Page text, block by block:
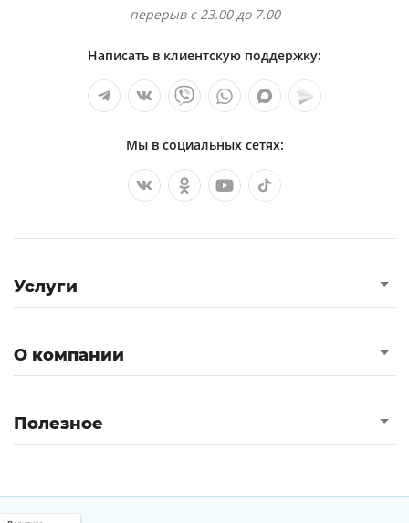
перерыв с 23.00 до 7.00
Написать в клиентскую поддержку:
Мы в социальных сетях:
Услуги
О компании
Полезное